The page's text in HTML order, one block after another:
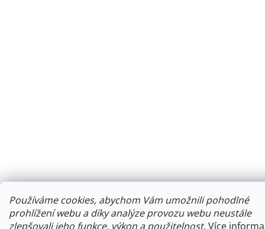
Používáme cookies, abychom Vám umožnili pohodlné
prohlížení webu a díky analýze provozu webu neustále
zlepšovali jeho funkce, výkon a použitelnost. Více